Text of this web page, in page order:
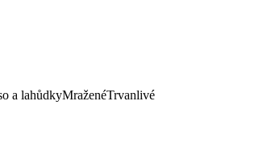
a lahůdkyMraženéTrvanlivé